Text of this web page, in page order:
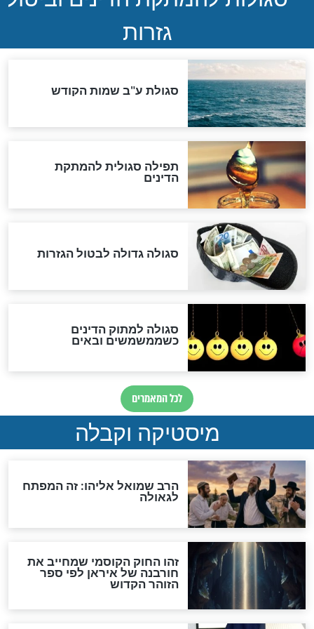
הותר לפרסום: לוחמי מילואים
נהרגו בדרום לבנון
ההסכם החשאי של טראמפ
ואיראן: בלי שקיפות ועם הרבה
סימני שאלה
המסמך האבוד שנחשף
במרתפי מוסקבה: כתב היד
הנדיר של הרשב"ם התגלה
שורדת השואה שחוגגת 100:
"מודה לקב"ה על כל השנים"
לכל המאמרים
אחרית הימים
האם אפשר לחשב את הקץ?